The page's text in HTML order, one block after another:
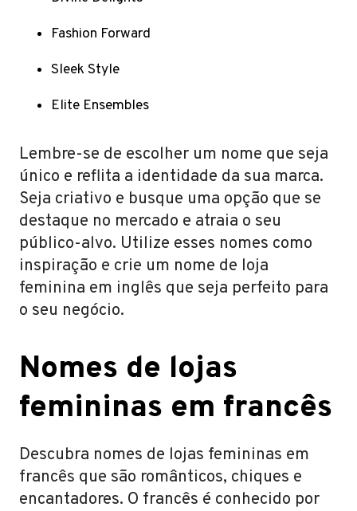
Fashion Forward
Sleek Style
Elite Ensembles
Lembre-se de escolher um nome que seja
único e reflita a identidade da sua marca.
Seja criativo e busque uma opção que se
destaque no mercado e atraia o seu
público-alvo. Utilize esses nomes como
inspiração e crie um nome de loja
feminina em inglês que seja perfeito para
o seu negócio.
Nomes de lojas
femininas em francês
Descubra nomes de lojas femininas em
francês que são românticos, chiques e
encantadores. O francês é conhecido por